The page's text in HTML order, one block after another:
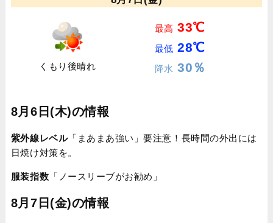
くもり後晴れ
最高 33℃
最低 28℃
降水 30％
8月6日(木)の情報
紫外線レベル「まあまあ強い」要注意！長時間の外出には
日焼け対策を。
服装指数 「ノースリーブがお勧め」
8月7日(金)の情報